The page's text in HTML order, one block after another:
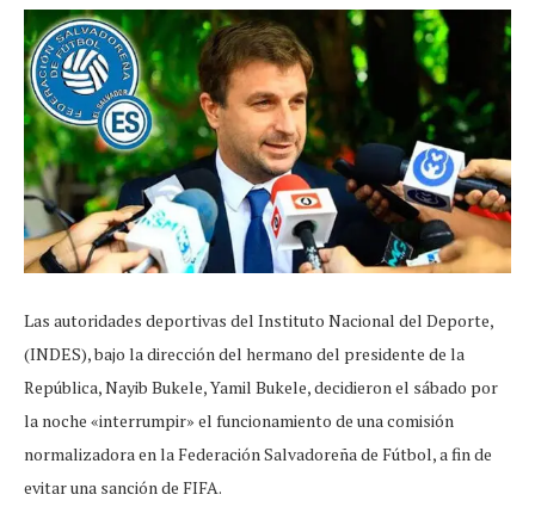
Las autoridades deportivas del Instituto Nacional del Deporte,
(INDES), bajo la dirección del hermano del presidente de la
República, Nayib Bukele, Yamil Bukele, decidieron el sábado por
la noche «interrumpir» el funcionamiento de una comisión
normalizadora en la Federación Salvadoreña de Fútbol, a fin de
evitar una sanción de FIFA.